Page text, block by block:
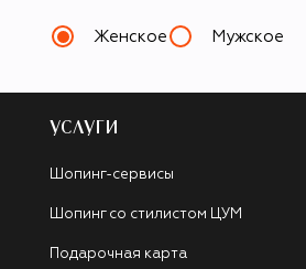
Женское Мужское
УСЛУГИ
Шопинг-сервисы
Шопинг со стилистом ЦУМ
Подарочная карта